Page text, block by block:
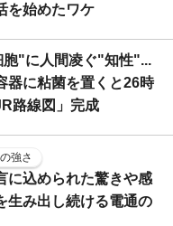
を始めたワケ
"に人間凌ぐ"知性"...
器に粘菌を置くと26時
路線図」完成
強さ
に込められた驚きや感
生み出し続ける電通の